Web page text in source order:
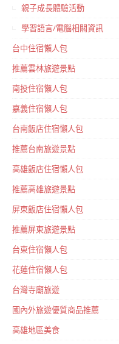
親子成長體驗活動
學習語言/電腦相關資訊
台中住宿懶人包
推薦雲林旅遊景點
南投住宿懶人包
嘉義住宿懶人包
台南飯店住宿懶人包
推薦台南旅遊景點
高雄飯店住宿懶人包
推薦高雄旅遊景點
屏東飯店住宿懶人包
推薦屏東旅遊景點
台東住宿懶人包
花蓮住宿懶人包
台灣寺廟旅遊
國內外旅遊優質商品推薦
高雄地區美食